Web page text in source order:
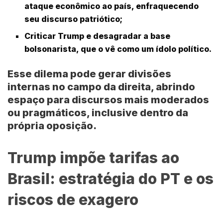
ataque econômico ao país, enfraquecendo
seu discurso patriótico;
Criticar Trump e desagradar a base
bolsonarista, que o vê como um ídolo político.
Esse dilema pode gerar divisões
internas no campo da direita, abrindo
espaço para discursos mais moderados
ou pragmáticos, inclusive dentro da
própria oposição.
Trump impõe tarifas ao
Brasil: estratégia do PT e os
riscos de exagero